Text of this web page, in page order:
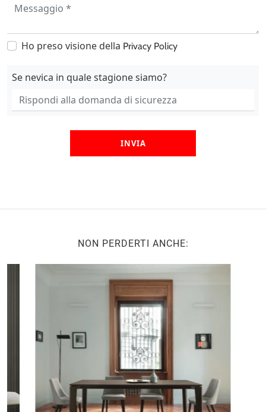
Ho preso visione della Privacy Policy
Se nevica in quale stagione siamo?
INVIA
NON PERDERTI ANCHE: